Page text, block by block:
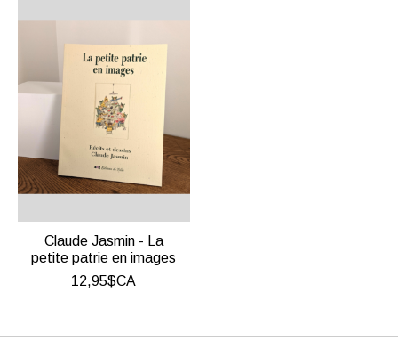
Claude Jasmin - La
petite patrie en images
12,95$CA